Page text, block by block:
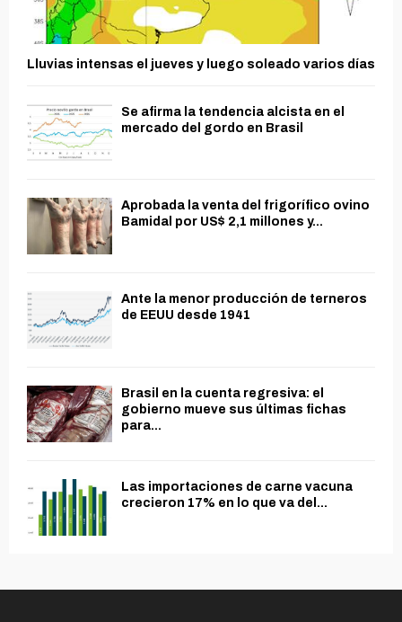
Lluvias intensas el jueves y luego soleado varios días
Se afirma la tendencia alcista en el
mercado del gordo en Brasil
Aprobada la venta del frigorífico ovino
Bamidal por US$ 2,1 millones y...
Ante la menor producción de terneros
de EEUU desde 1941
Brasil en la cuenta regresiva: el
gobierno mueve sus últimas fichas
para...
Las importaciones de carne vacuna
crecieron 17% en lo que va del...